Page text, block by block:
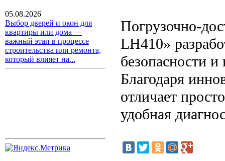
05.08.2026
Выбор дверей и окон для
квартиры или дома —
важный этап в процессе
строительства или ремонта,
который влияет на...
Погрузочно-
LH410»
безопасности
Благодаря
отличает
удобная